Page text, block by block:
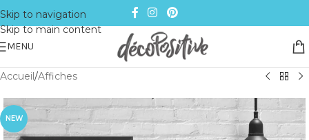
Skip to navigation
Skip to main content
MENU
Accueil/Affiches
NEW